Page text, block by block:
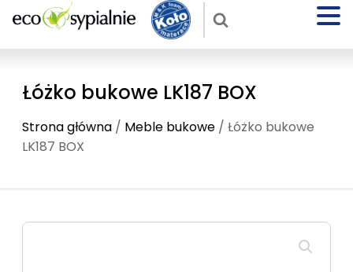
Łóżko bukowe LK187 BOX
Strona główna / Meble bukowe / Łóżko bukowe
LK187 BOX